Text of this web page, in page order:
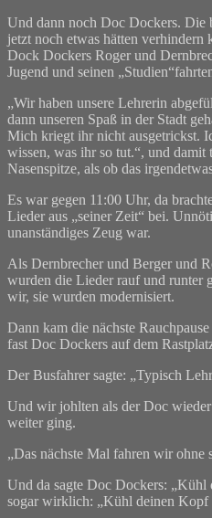
Und dann noch Doc Dockers. Die
jetzt noch etwas hätten verhindern
Dock Dockers Roger und
Jugend und seinen
„Wir haben unsere Lehrerin
dann unseren Spaß in der Stadt
Mich kriegt ihr nicht ausgetrickst.
wissen, was ihr so tut.“, und damit
Nasenspitze, als ob das
Es war gegen 11:00 Uhr, da
Lieder aus „seiner Zeit“ bei.
unanständiges Zeug war.
Als Dernbrecher und Berger und
wurden die Lieder rauf und runter
wir, sie wurden modernisiert.
Dann kam die nächste
fast Doc Dockers auf dem
Der Busfahrer sagte: „Typisch
Und wir johlten als der Doc wieder
weiter ging.
„Das nächste Mal fahren wir ohne
Und da sagte Doc Dockers: „Kühl
sogar wirklich: „Kühl deinen Kopf